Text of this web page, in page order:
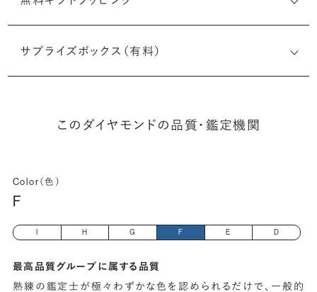
サプライズボックス（有料）
このダイヤモンドの品質・鑑定機関
Color（色）
F
H G F E D
最高品質グループに属する品質
熟練の鑑定士が極々わずかな色を認められるだけで、一般的